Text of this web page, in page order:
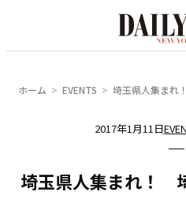
ホーム EVENTS 埼玉県人集まれ
2017年1月11日
埼玉県人集まれ！